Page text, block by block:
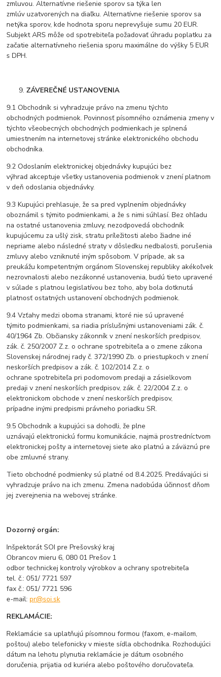
zmluvou. Alternatívne riešenie sporov sa týka len
zmlúv uzatvorených na diaľku. Alternatívne riešenie sporov sa
netýka sporov, kde hodnota sporu neprevyšuje sumu 20 EUR.
Subjekt ARS môže od spotrebiteľa požadovať úhradu poplatku za
začatie alternatívneho riešenia sporu maximálne do výšky 5 EUR
s DPH.
ZÁVEREČNÉ USTANOVENIA
9.1 Obchodník si vyhradzuje právo na zmenu týchto
obchodných podmienok. Povinnosť písomného oznámenia zmeny v
týchto všeobecných obchodných podmienkach je splnená
umiestnením na internetovej stránke elektronického obchodu
obchodníka.
9.2 Odoslaním elektronickej objednávky kupujúci bez
výhrad akceptuje všetky ustanovenia podmienok v znení platnom
v deň odoslania objednávky.
9.3 Kupujúci prehlasuje, že sa pred vyplnením objednávky
oboznámil s týmito podmienkami, a že s nimi súhlasí. Bez ohľadu
na ostatné ustanovenia zmluvy, nezodpovedá obchodník
kupujúcemu za ušlý zisk, stratu príležitosti alebo žiadne iné
nepriame alebo následné straty v dôsledku nedbalosti, porušenia
zmluvy alebo vzniknuté iným spôsobom. V prípade, ak sa
preukážu kompetentným orgánom Slovenskej republiky akékoľvek
nezrovnalosti alebo nezákonné ustanovenia, budú tieto upravené
v súlade s platnou legislatívou bez toho, aby bola dotknutá
platnosť ostatných ustanovení obchodných podmienok.
9.4 Vzťahy medzi oboma stranami, ktoré nie sú upravené
týmito podmienkami, sa riadia príslušnými ustanoveniami zák. č.
40/1964 Zb. Občiansky zákonník v znení neskorších predpisov,
zák. č. 250/2007 Z.z. o ochrane spotrebiteľa a o zmene zákona
Slovenskej národnej rady č. 372/1990 Zb. o priestupkoch v znení
neskorších predpisov a zák. č. 102/2014 Z.z. o
ochrane spotrebiteľa pri podomovom predaji a zásielkovom
predaji v znení neskorších predpisov, zák. č. 22/2004 Z.z. o
elektronickom obchode v znení neskorších predpisov,
prípadne inými predpismi právneho poriadku SR.
9.5 Obchodník a kupujúci sa dohodli, že plne
uznávajú elektronickú formu komunikácie, najmä prostredníctvom
elektronickej pošty a internetovej siete ako platnú a záväznú pre
obe zmluvné strany.
Tieto obchodné podmienky sú platné od 8.4.2025. Predávajúci si
vyhradzuje právo na ich zmenu. Zmena nadobúda účinnosť dňom
jej zverejnenia na webovej stránke.
Dozorný orgán:
Inšpektorát SOI pre Prešovský kraj
Obrancov mieru 6, 080 01 Prešov 1
odbor technickej kontroly výrobkov a ochrany spotrebiteľa
tel. č.: 051/ 7721 597
fax č.: 051/ 7721 596
e-mail:pr@soi.sk
REKLAMÁCIE:
Reklamácie sa uplatňujú písomnou formou (faxom, e-mailom,
poštou) alebo telefonicky v mieste sídla obchodníka. Rozhodujúci
dátum na lehotu plynutia reklamácie je dátum osobného
doručenia, prijatia od kuriéra alebo poštového doručovateľa.